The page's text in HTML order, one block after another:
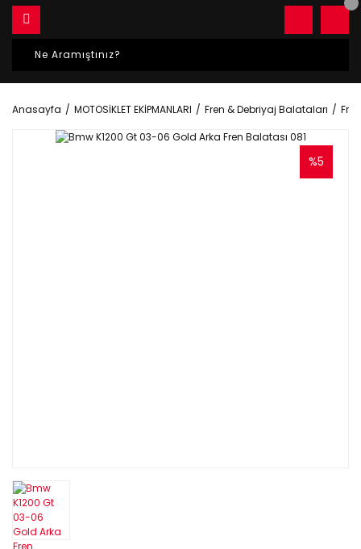
Anasayfa MOTOSİKLET EKİPMANLARI Fren & Debriyaj Balataları
%5